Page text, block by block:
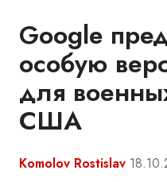
Google
особую
для
США
Komolov Rostislav